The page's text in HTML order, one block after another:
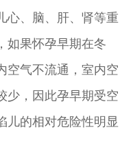
、脑、肝、肾等重
如果怀孕早期在冬
空气不流通，室内空
少，因此孕早期受空
儿的相对危险性明显